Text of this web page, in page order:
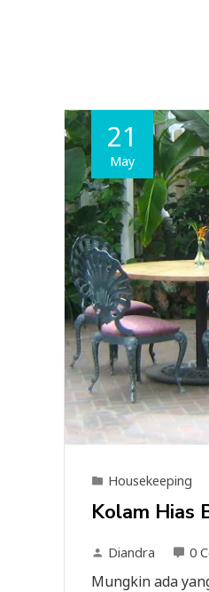
21
May
Housekeeping
Kolam Hias
Diandra 0
Mungkin ada